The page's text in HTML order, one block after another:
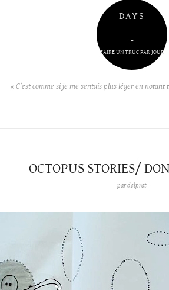
DAYS
–
FAIRE UN TRUC PAR JOUR
« C’est comme si je me sentais plus léger en
OCTOPUS STORIES/
pardelprat